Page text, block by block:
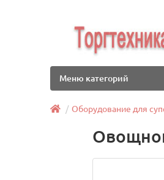
Меню категорий
Оборудование для